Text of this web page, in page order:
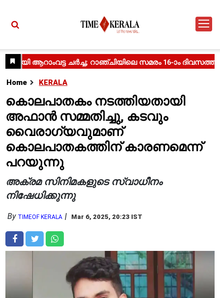
Home KERALA
കൊലപാതകം നടത്തിയതായി
അഫാൻ സമ്മതിച്ചു, കടവും
വൈരാഗ്യവുമാണ്
കൊലപാതകത്തിന് കാരണമെന്ന്
പറയുന്നു
അക്രമ സിനിമകളുടെ സ്വാധീനം
നിഷേധിക്കുന്നു
By TIMEOF KERALA Mar 6, 2025, 20:23 IST